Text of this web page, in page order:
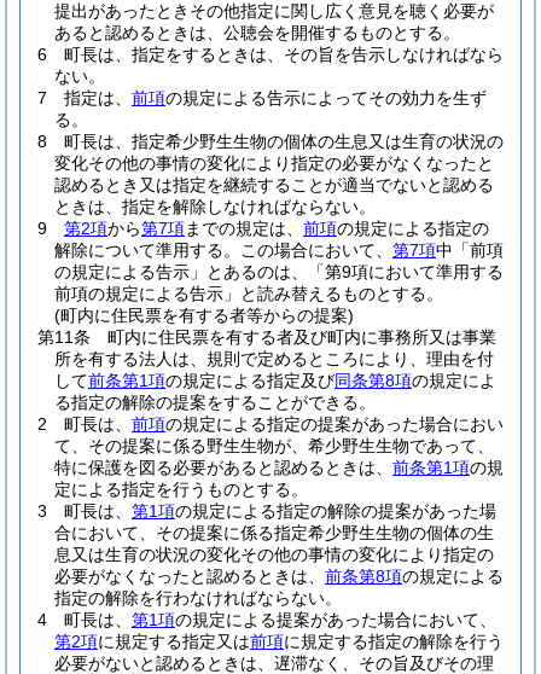
提出があったときその他指定に関し広く意見を聴く必要が
あると認めるときは、公聴会を開催するものとする。
6
町長は、指定をするときは、その旨を告示しなければなら
ない。
7
指定は、 前項の規定による告示によってその効力を生ず
る。
8
町長は、指定希少野生生物の個体の生息又は生育の状況の
変化その他の事情の変化により指定の必要がなくなったと
認めるとき又は指定を継続することが適当でないと認める
ときは、指定を解除しなければならない。
9
第2項から第7項までの規定は、 前項の規定による指定の
解除について準用する。
この場合において、 第7項中「前項
の規定による告示」とあるのは、「第9項において準用する
前項の規定による告示」と読み替えるものとする。
(町内に住民票を有する者等からの提案)
第11条
町内に住民票を有する者及び町内に事務所又は事業
所を有する法人は、規則で定めるところにより、理由を付
して前条第1項の規定による指定及び同条第8項の規定によ
る指定の解除の提案をすることができる。
2
町長は、 前項の規定による指定の提案があった場合におい
て、その提案に係る野生生物が、希少野生生物であって、
特に保護を図る必要があると認めるときは、 前条第1項の規
定による指定を行うものとする。
3
町長は、 第1項の規定による指定の解除の提案があった場
合において、その提案に係る指定希少野生生物の個体の生
息又は生育の状況の変化その他の事情の変化により指定の
必要がなくなったと認めるときは、 前条第8項の規定による
指定の解除を行わなければならない。
4
町長は、 第1項の規定による提案があった場合において、
第2項に規定する指定又は前項に規定する指定の解除を行う
必要がないと認めるときは、遅滞なく、その旨及びその理